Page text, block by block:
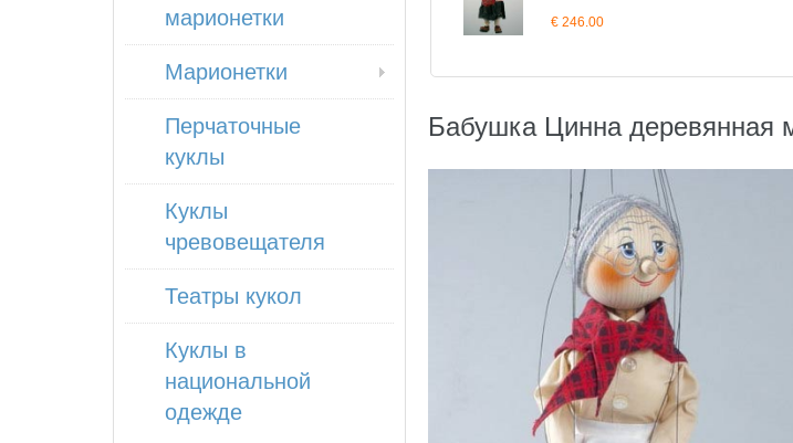
€ 246.00
Бабушка Цинна деревянная
марионетки
Марионетки
Перчаточные
куклы
Куклы
чревовещателя
Театры кукол
Куклы в
национальной
одежде